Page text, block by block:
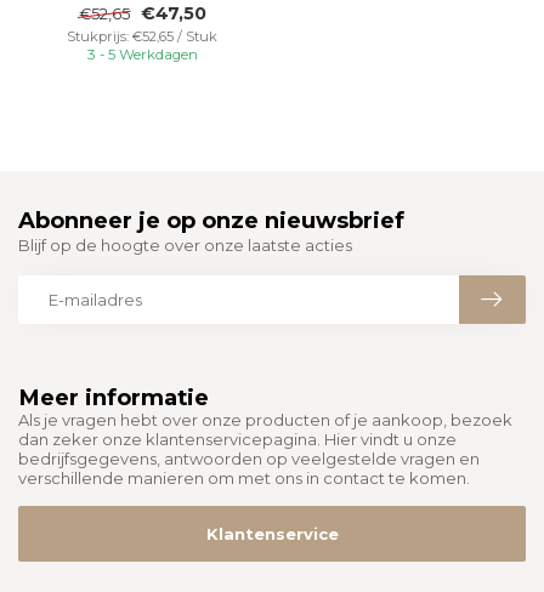
reflectoren.
€52,65 €47,50
Stukprijs: €52,65 / Stuk
3 - 5 Werkdagen
Meer informatie
Als je vragen hebt over onze producten of je aankoop, bezoek
dan zeker onze klantenservicepagina. Hier vindt u onze
bedrijfsgegevens, antwoorden op veelgestelde vragen en
verschillende manieren om met ons in contact te komen.
Klantenservice
Abonneer je op onze nieuwsbrief
Blijf op de hoogte over onze laatste acties